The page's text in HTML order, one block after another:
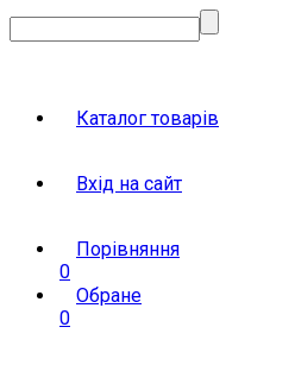
Каталог товарів
Вхід на сайт
Порівняння
0
Обране
0